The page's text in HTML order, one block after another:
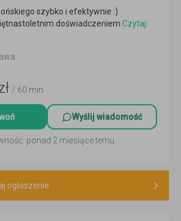
szybko i efektywnie :)
doświadczeniem Czytaj
/ 60 min
Wyślij wiadomość
ponad 2 miesiące temu
ogłoszenie